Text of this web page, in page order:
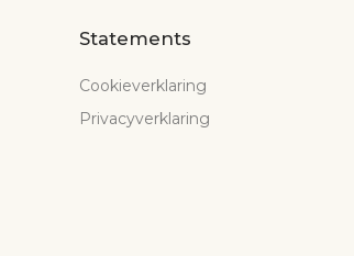
Statements
Cookieverklaring
Privacyverklaring